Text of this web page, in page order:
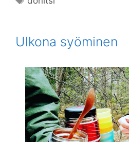
Ulkona syöminen